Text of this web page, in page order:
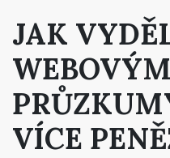
JAK
VÍCE